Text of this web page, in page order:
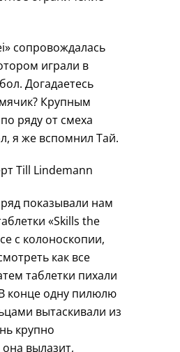
сопровождалась
играли в
Догадаетесь
Крупным
ряду от смеха
я же вспомнил Тай.
показывали нам
«Skills the
с колоноскопии,
как все
таблетки пихали
конце одну пилюлю
вытаскивали из
крупно
вылазит,